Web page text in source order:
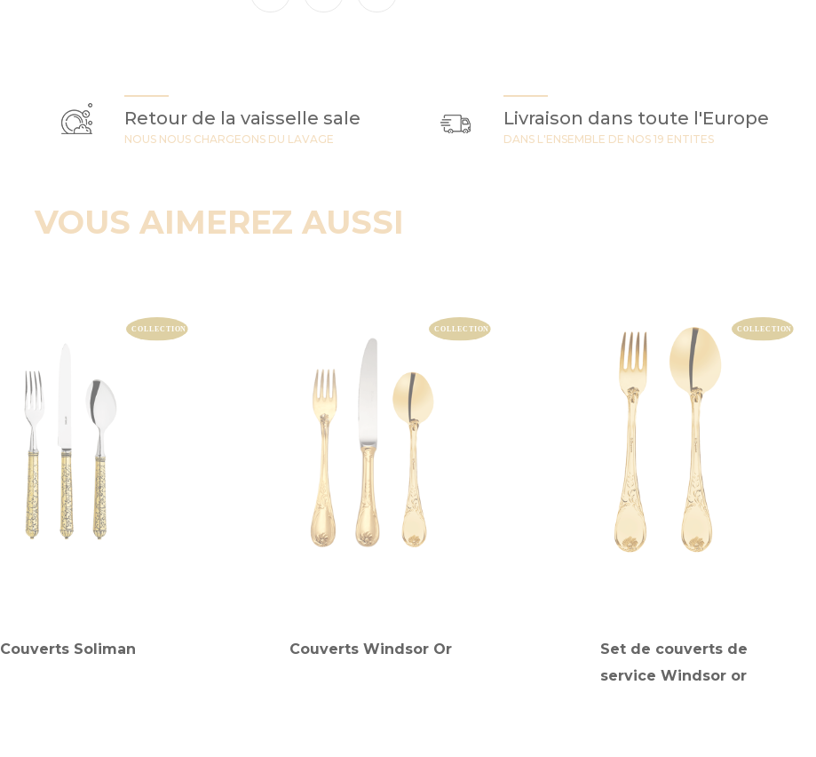
Retour de la vaisselle sale
NOUS NOUS CHARGEONS DU LAVAGE
Livraison dans toute l'Europe
DANS L'ENSEMBLE DE NOS 19 ENTITES
VOUS AIMEREZ AUSSI
Couverts Soliman Couverts Windsor Or
Set de couverts de
service Windsor or